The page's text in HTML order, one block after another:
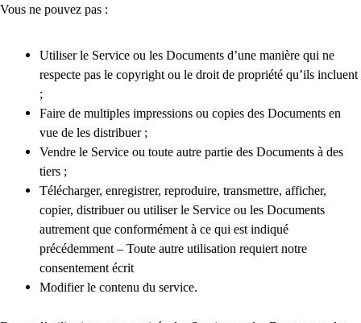
Vous ne pouvez pas :
Utiliser le Service ou les Documents d’une manière qui ne
respecte pas le copyright ou le droit de propriété qu’ils incluent
;
Faire de multiples impressions ou copies des Documents en
vue de les distribuer ;
Vendre le Service ou toute autre partie des Documents à des
tiers ;
Télécharger, enregistrer, reproduire, transmettre, afficher,
copier, distribuer ou utiliser le Service ou les Documents
autrement que conformément à ce qui est indiqué
précédemment – Toute autre utilisation requiert notre
consentement écrit
Modifier le contenu du service.